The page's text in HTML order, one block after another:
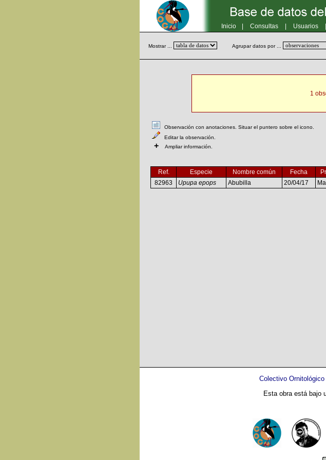
Inicio Consultas Usuarios
Mostrar ... Agrupar datos por ...
1
Observación con anotaciones. Situar el puntero sobre el icono.
Editar la observación.
+ Ampliar información.
Ref. Especie Nombre común Fecha
82963
Upupa epops Abubilla 20/04/17
Colectivo Ornitológico
Esta obra está bajo